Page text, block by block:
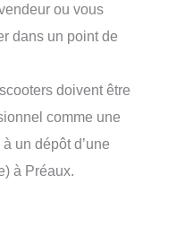
ou vous
dans un point de
doivent être
comme une
un dépôt d’une
à Préaux.